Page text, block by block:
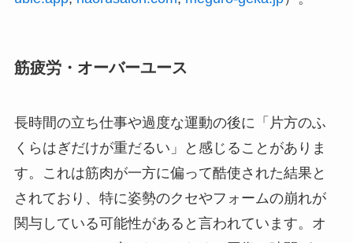
筋疲労・オーバーユース
長時間の立ち仕事や過度な運動の後に「片方のふ
くらはぎだけが重だるい」と感じることがありま
す。これは筋肉が一方に偏って酷使された結果と
されており、特に姿勢のクセやフォームの崩れが
関与している可能性があると言われています。オ